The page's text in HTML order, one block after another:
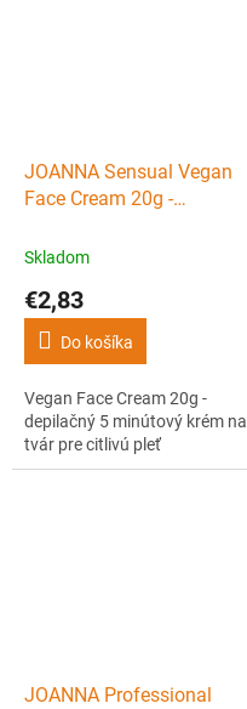
JOANNA Sensual Vegan
Face Cream 20g -
na tvár pre citlivú pleť
Skladom
€2,83
Do košíka
Vegan Face Cream 20g -
depilačný 5 minútový krém na
tvár pre citlivú pleť
JOANNA Professional